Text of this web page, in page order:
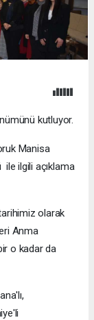
kutluyor.
Manisa
ile ilgili açıklama
olarak
Anma
o kadar da